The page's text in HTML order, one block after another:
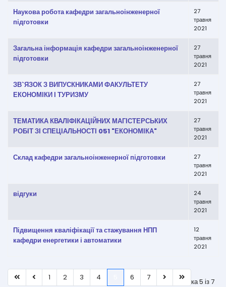
Наукова робота кафедри загальноінженерної
підготовки
27
травня
2021
Загальна інформація кафедри загальноінженерної
підготовки
27
травня
2021
ЗВ`ЯЗОК З ВИПУСКНИКАМИ ФАКУЛЬТЕТУ
ЕКОНОМІКИ І ТУРИЗМУ
27
травня
2021
ТЕМАТИКА КВАЛІФІКАЦІЙНИХ МАГІСТЕРСЬКИХ
РОБІТ ЗІ СПЕЦІАЛЬНОСТІ 051 "ЕКОНОМІКА"
27
травня
2021
Склад кафедри загальноінженерної підготовки
27
травня
2021
відгуки
24
травня
2021
Підвищення кваліфікації та стажування НПП
кафедри енергетики і автоматики
12
травня
2021
Сторінка 5 із 7
1 2 3 4 6 7